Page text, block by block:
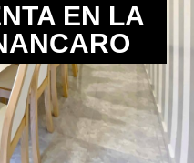
EN LA